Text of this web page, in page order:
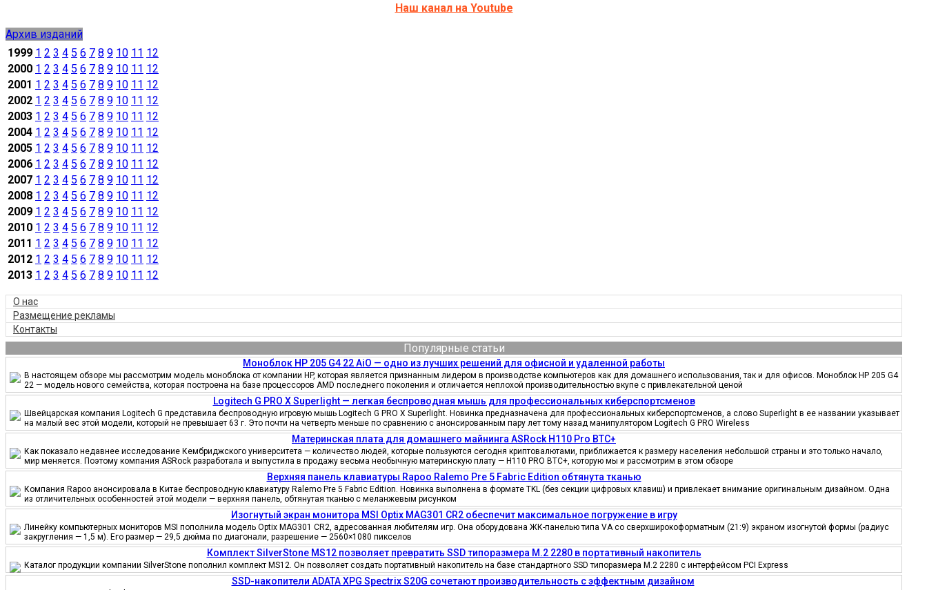
Наш канал на Youtube
Архив изданий
1999 1 2 3 4 5 6 7 8 9 10 11 12
2000 1 2 3 4 5 6 7 8 9 10 11 12
2001 1 2 3 4 5 6 7 8 9 10 11 12
2002 1 2 3 4 5 6 7 8 9 10 11 12
2003 1 2 3 4 5 6 7 8 9 10 11 12
2004 1 2 3 4 5 6 7 8 9 10 11 12
2005 1 2 3 4 5 6 7 8 9 10 11 12
2006 1 2 3 4 5 6 7 8 9 10 11 12
2007 1 2 3 4 5 6 7 8 9 10 11 12
2008 1 2 3 4 5 6 7 8 9 10 11 12
2009 1 2 3 4 5 6 7 8 9 10 11 12
2010 1 2 3 4 5 6 7 8 9 10 11 12
2011 1 2 3 4 5 6 7 8 9 10 11 12
2012 1 2 3 4 5 6 7 8 9 10 11 12
2013 1 2 3 4 5 6 7 8 9 10 11 12
О нас
Размещение рекламы
Контакты
Популярные статьи
Моноблок HP 205 G4 22 AiO — одно из лучших решений для офисной и удаленной работы
В настоящем обзоре мы рассмотрим модель моноблока от компании HP, которая является признанным лидером в производстве компьютеров как для домашнего использования, так и для офисов. Моноблок HP 205 G4
22 — модель нового семейства, которая построена на базе процессоров AMD последнего поколения и отличается неплохой производительностью вкупе с привлекательной ценой
Logitech G PRO X Superlight — легкая беспроводная мышь для профессиональных киберспортсменов
Швейцарская компания Logitech G представила беспроводную игровую мышь Logitech G PRO X Superlight. Новинка предназначена для профессиональных киберспортсменов, а слово Superlight в ее названии указывает
на малый вес этой модели, который не превышает 63 г. Это почти на четверть меньше по сравнению с анонсированным пару лет тому назад манипулятором Logitech G PRO Wireless
Материнская плата для домашнего майнинга ASRock H110 Pro BTC+
Как показало недавнее исследование Кембриджского университета — количество людей, которые пользуются сегодня криптовалютами, приближается к размеру населения небольшой страны и это только начало,
мир меняется. Поэтому компания ASRock разработала и выпустила в продажу весьма необычную материнскую плату — H110 PRO BTC+, которую мы и рассмотрим в этом обзоре
Верхняя панель клавиатуры Rapoo Ralemo Pre 5 Fabric Edition обтянута тканью
Компания Rapoo анонсировала в Китае беспроводную клавиатуру Ralemo Pre 5 Fabric Edition. Новинка выполнена в формате TKL (без секции цифровых клавиш) и привлекает внимание оригинальным дизайном. Одна
из отличительных особенностей этой модели — верхняя панель, обтянутая тканью с меланжевым рисунком
Изогнутый экран монитора MSI Optix MAG301 CR2 обеспечит максимальное погружение в игру
Линейку компьютерных мониторов MSI пополнила модель Optix MAG301 CR2, адресованная любителям игр. Она оборудована ЖК-панелью типа VA со сверхширокоформатным (21:9) экраном изогнутой формы (радиус
закругления — 1,5 м). Его размер — 29,5 дюйма по диагонали, разрешение — 2560×1080 пикселов
Комплект SilverStone MS12 позволяет превратить SSD типоразмера M.2 2280 в портативный накопитель
Каталог продукции компании SilverStone пополнил комплект MS12. Он позволяет создать портативный накопитель на базе стандартного SSD типоразмера M.2 2280 с интерфейсом PCI Express
SSD-накопители ADATA XPG Spectrix S20G сочетают производительность с эффектным дизайном